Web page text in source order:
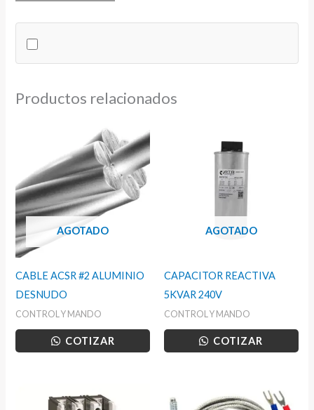
SQD
cantidad
Productos relacionados
AGOTADO
CABLE ACSR #2 ALUMINIO
DESNUDO
CONTROL Y MANDO
COTIZAR
AGOTADO
CAPACITOR REACTIVA
5KVAR 240V
CONTROL Y MANDO
COTIZAR